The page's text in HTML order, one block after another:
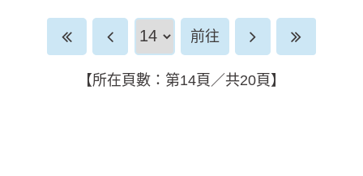
前往頁 前往
【所在頁數：第14頁／共20頁】